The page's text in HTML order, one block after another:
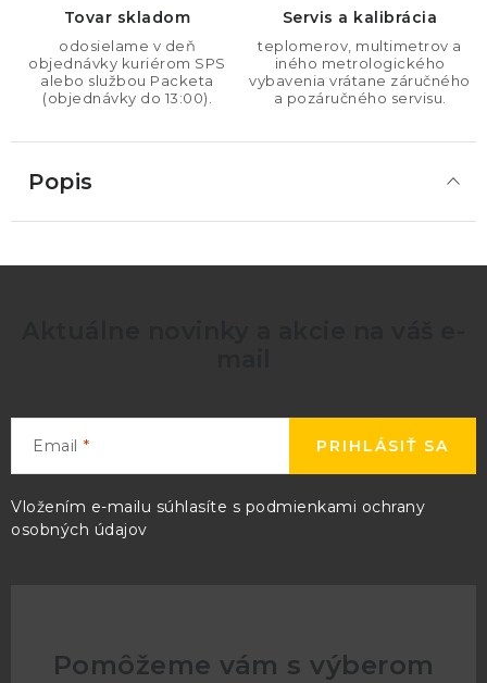
Tovar skladom
odosielame v deň
objednávky kuriérom SPS
alebo službou Packeta
(objednávky do 13:00).
Servis a kalibrácia
teplomerov, multimetrov a
iného metrologického
vybavenia vrátane záručného
a pozáručného servisu.
Popis
Email
Vložením e-mailu súhlasíte s podmienkami ochrany
osobných údajov
PRIHLÁSIŤ SA
Pomôžeme vám s výberom